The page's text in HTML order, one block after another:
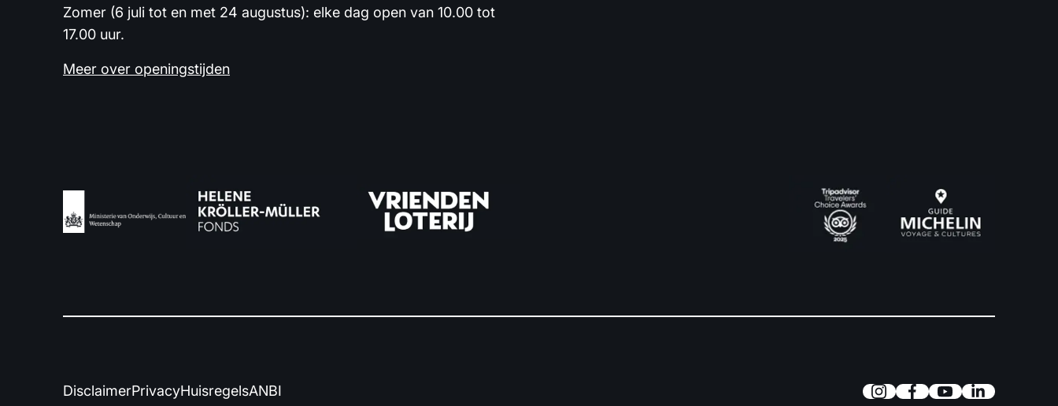
Zomer (6 juli tot en met 24 augustus): elke dag open van 10.00 tot
17.00 uur.
Meer over openingstijden
DisclaimerPrivacyHuisregelsANBI